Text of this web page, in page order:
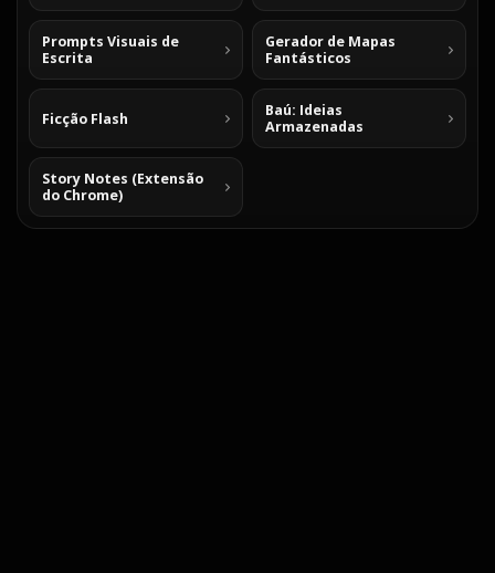
Prompts Visuais de
Escrita
Gerador de Mapas
Fantásticos
Ficção Flash
Baú: Ideias
Armazenadas
Story Notes (Extensão
do Chrome)